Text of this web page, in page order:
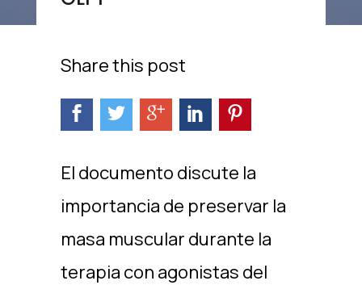
Share this post
El documento discute la
importancia de preservar la
masa muscular durante la
terapia con agonistas del